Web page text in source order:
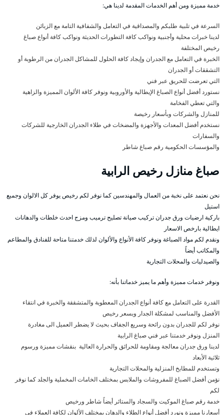
خدمة مميزة ومن أهم الخدمات المقدمة لدينا هي:
السرعة في تلبية طلبكم والمصداقية في التعامل والشفافية التامة مع الزبائن
لدينا خبرات محلية وأجنبية ونواكب كافة التطورات الحديثة ونواكب كافة أنواع صباغ
رخيص المختلفة
الخبرة في التعامل مع الجدران وإيجاد كافة الحلول للمشاكل الجدران من الرطوبة أو
التشققات أو الجدران
التي تعرضت للحريق عبر فني
نستورد أفضل أنواع الصباغ الإيطالية والأوروبية ونوفر كافة الألوان المميزة والزاهية
والتي تعطي الفخامة
للمنازل والشركات وبأسعار رخيصة
نستخدم أفضل المعدات والأجهزة والمضخات في طلاء الجدران الخارجية للشركات
والسفارات
والمؤسسات الحكومية رقم صباغ شاطر
صباغ منازل رخيص الرابية
نحن نعتمد على نخبة من العمال والمهندسين كما نوفر لكم رخيص يوفر كل الالوان وجميع
استيل
باركية ارضيات ورق جدران تركيب صيانة تصليح ترميب ومزج احدث خلطات والدهانات
ايطالية بارخص الاسعار
ونقدم لكم مواد الصباغة ونوفر كافة الأنواع والألوان لذلك خدمتنا متاحة للفنادق والمطاعم
والمكاتب أيضاً
والصيدليات والمحلات التجارية
ونوفر خدمات مميزة وأهم ما يميز خدماتنا بأنه:
القدرة على التعامل مع كافة أنواع الجدران المعطوبة والمتشققة والخبرة في انتقاء
الأفضل والمناسب لمشكلة الجدار وبسعر رخيص
نوفر لكم للجدران بدون رائحة وسريع الجفاف بحيث لا يضطر العميل الى مغادرة
المنزل ونوفر خدمتنا عبر فني صباغ الرابية
لدينا ورق جدران معالجة ومقاومة للحرائق والحرارة العالية بنقشات مميزة ورسوم
ثلاثية الأبعاد
وتستخدم للمطابخ المنزلية والمحلات التجارية
نؤمن أفضل الصباغ للمفروشات والملابس بمختلف الخامات المخملية والجلد كما نوفر
لكم
خدمة رقم صباغ الموكيت والسجاد والستائر أيضاً شاطر ورخيص
أسعارنا مميزة ونورد أفضل أنواع الطلاء والدهان بمختلف الألوان لكافة العملاء في